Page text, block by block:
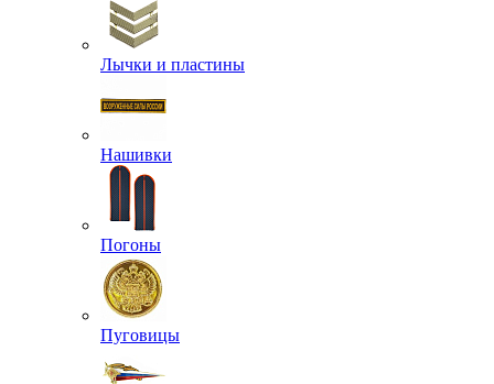
Лычки и пластины
Нашивки
Погоны
Пуговицы